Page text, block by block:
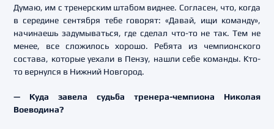
Думаю, им с тренерским штабом виднее. Согласен, что, когда
в середине сентября тебе говорят: «Давай, ищи команду»,
начинаешь задумываться, где сделал что-то не так. Тем не
менее, все сложилось хорошо. Ребята из чемпионского
состава, которые уехали в Пензу, нашли себе команды. Кто-
то вернулся в Нижний Новгород.
— Куда завела судьба тренера-чемпиона Николая
Воеводина?